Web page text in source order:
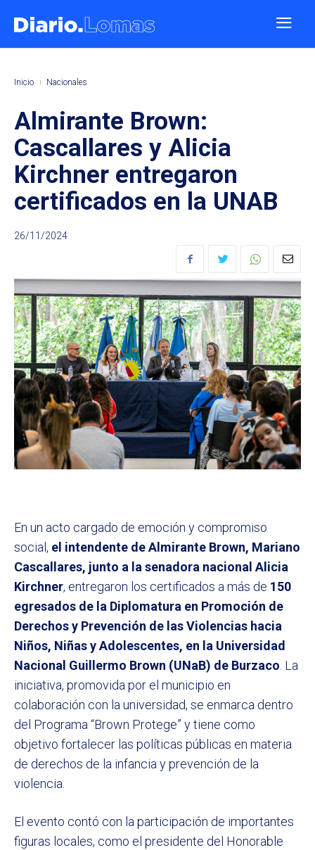
Inicio Nacionales
Almirante Brown:
Cascallares y Alicia
Kirchner entregaron
certificados en la UNAB
26/11/2024
En un acto cargado de emoción y compromiso
social, el intendente de Almirante Brown, Mariano
Cascallares, junto a la senadora nacional Alicia
Kirchner, entregaron los certificados a más de 150
egresados de la Diplomatura en Promoción de
Derechos y Prevención de las Violencias hacia
Niños, Niñas y Adolescentes, en la Universidad
Nacional Guillermo Brown (UNaB) de Burzaco. La
iniciativa, promovida por el municipio en
colaboración con la universidad, se enmarca dentro
del Programa “Brown Protege” y tiene como
objetivo fortalecer las políticas públicas en materia
de derechos de la infancia y prevención de la
violencia.
El evento contó con la participación de importantes
figuras locales, como el presidente del Honorable